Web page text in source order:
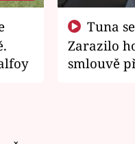
Zarazilo
smlouvě